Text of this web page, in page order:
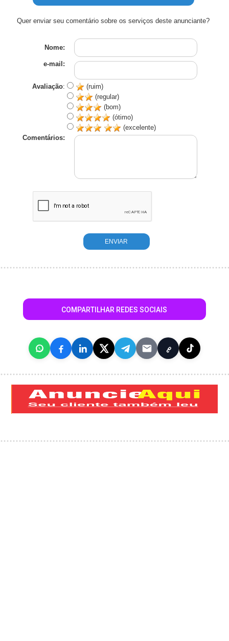
Quer enviar seu comentário sobre os serviços deste anunciante?
Nome:
e-mail:
Avaliação:
(ruim)
(regular)
(bom)
(ótimo)
(excelente)
Comentários:
COMPARTILHAR REDES SOCIAIS